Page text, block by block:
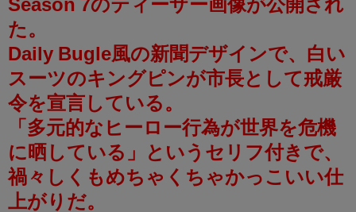
た。
Daily Bugle風の新聞デザインで、白い
スーツのキングピンが市長として戒厳
令を宣言している。
「多元的なヒーロー行為が世界を危機
に晒している」というセリフ付きで、
禍々しくもめちゃくちゃかっこいい仕
上がりだ。